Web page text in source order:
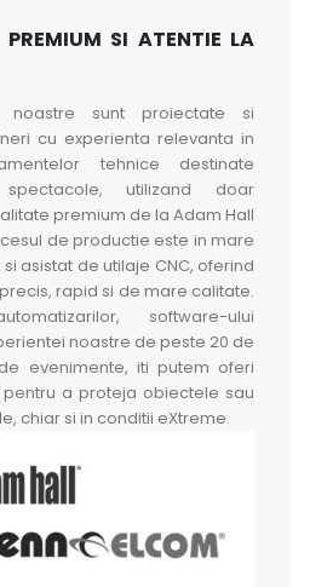
PREMIUM SI ATENTIE LA
noastre sunt proiectate si
cu experienta relevanta in
tehnice destinate
utilizand doar
premium de la Adam Hall
de productie este in mare
asistat de utilaje CNC, oferind
rapid si de mare calitate.
software-ului
noastre de peste 20 de
evenimente, iti putem oferi
a proteja obiectele sau
chiar si in conditii eXtreme.